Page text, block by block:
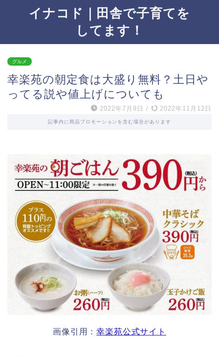
イナコド｜田舎で子育てを
してます！
グルメ
幸楽苑の朝定食は大盛り無料？土日や
ってる説や値上げについても
2022年7月9日 / 2022年11月12日
記事内に商品プロモーションを含む場合があります
画像引用：幸楽苑公式サイト